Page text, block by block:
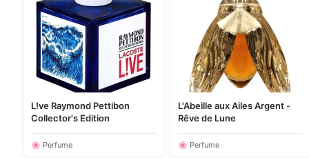
L!ve Raymond Pettibon
Collector's Edition
🌸 Perfume
L'Abeille aux Ailes Argent -
Rêve de Lune
🌸 Perfume